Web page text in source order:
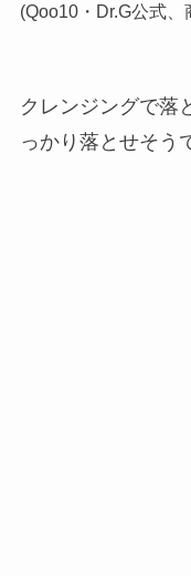
(Qoo10・Dr.G公式
クレンジングで落
っかり落とせそう